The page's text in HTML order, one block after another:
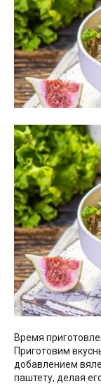
Время
Приготовим
добавлением
паштету, делая